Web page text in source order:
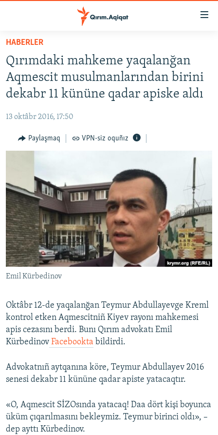
Esas
qaytmaq
Baş
navigatsiyağa
qaytmaq
Qıdıruvğa
HABERLER
SİYASET
İQTİSADİYAT
MEDENİYET
İNSAN AQLARI
BLOGLAR
FİKİR
Русский
Українською
QOŞULIÑIZ!
RFE/RS bütün saytları
HABERLER
Qırımdaki mahkeme yaqalanğan
Aqmescit musulmanlarından birini
dekabr 11 kününe qadar apiske aldı
13 oktâbr 2016, 17:50
Paylaşmaq VPN-siz oquñız
Emil Kürbedinov
Oktâbr 12-de yaqalanğan Teymur Abdullayevge Kreml
kontrol etken Aqmescitniñ Kiyev rayonı mahkemesi
apis cezasını berdi. Bunı Qırım advokatı Emil
Kürbedinov Facebookta bildirdi.
Advokatnıñ aytqanına köre, Teymur Abdullayev 2016
senesi dekabr 11 kününe qadar apiste yatacaqtır.
«O, Aqmescit SİZOsında yatacaq! Daa dört kişi boyunca
üküm çıqarılmasını bekleymiz. Teymur birinci oldı», –
dep ayttı Kürbedinov.